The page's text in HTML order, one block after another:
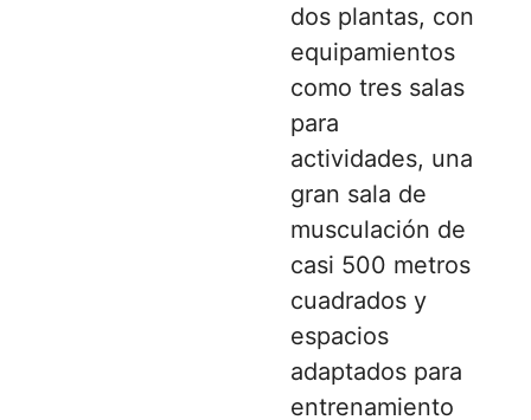
dos plantas, con
equipamientos
como tres salas
para
actividades, una
gran sala de
musculación de
casi 500 metros
cuadrados y
espacios
adaptados para
entrenamiento